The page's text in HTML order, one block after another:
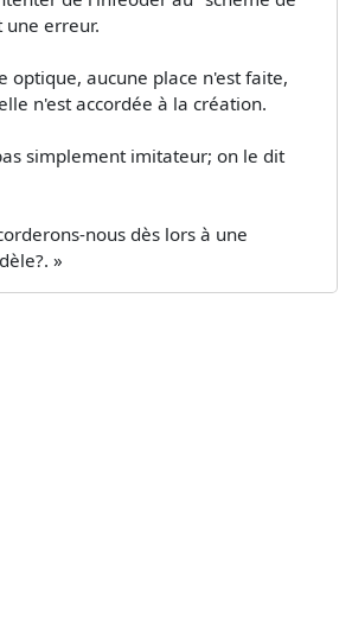
erreur.
optique, aucune place n'est faite,
n'est accordée à la création.
simplement imitateur; on le dit
nous dès lors à une
»